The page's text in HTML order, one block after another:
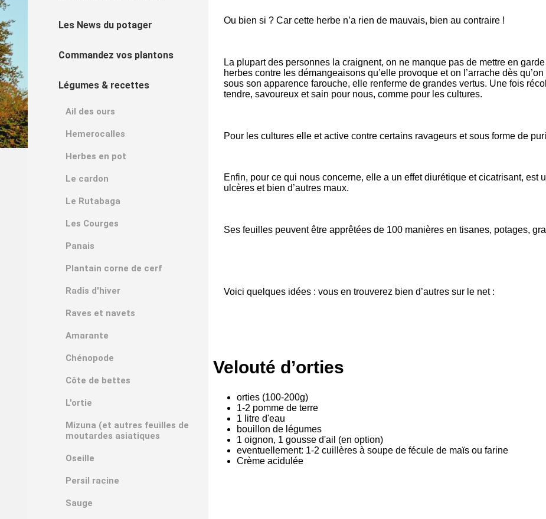
Les News du potager
Commandez vos plantons
Légumes & recettes
Ail des ours
Hemerocalles
Herbes en pot
Le cardon
Le Rutabaga
Les Courges
Panais
Plantain corne de cerf
Radis d'hiver
Raves et navets
Amarante
Chénopode
Côte de bettes
L'ortie
Mizuna (et autres feuilles de
moutardes asiatiques
Oseille
Persil racine
Sauge
Ou bien si ? Car cette herbe n’a rien de mauvais, bien au contraire !
La plupart des personnes la craignent, on ne manque pas de mettre en
herbes contre les démangeaisons qu’elle provoque et on l’arrache dès
sous son apparence farouche, elle renferme de grandes vertus. Une fois
tendre, savoureux et sain pour nous, comme pour les cultures.
Pour les cultures elle et active contre certains ravageurs et sous forme de
Enfin, pour ce qui nous concerne, elle a un effet diurétique et cicatrisant, est
ulcères et bien d’autres maux.
Ses feuilles peuvent être apprêtées de 100 manières en tisanes, potages,
Voici quelques idées : vous en trouverez bien d’autres sur le net :
Velouté d’orties
orties (100-200g)
1-2 pomme de terre
1 litre d'eau
bouillon de légumes
1 oignon, 1 gousse d'ail (en option)
eventuellement: 1-2 cuillères à soupe de fécule de maïs ou farine
Crème acidulée